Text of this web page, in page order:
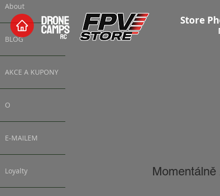
Store
About
BLOG
AKCE A KUPONY
O
E-MAILEM
Loyalty